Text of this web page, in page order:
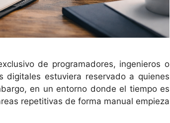
de programadores, ingenieros o
digitales estuviera reservado a quienes
en un entorno donde el tiempo es
repetitivas de forma manual empieza